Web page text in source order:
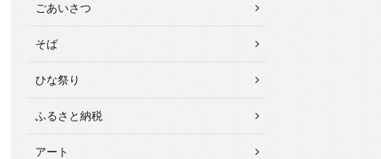
ごあいさつ
そば
ひな祭り
ふるさと納税
アート